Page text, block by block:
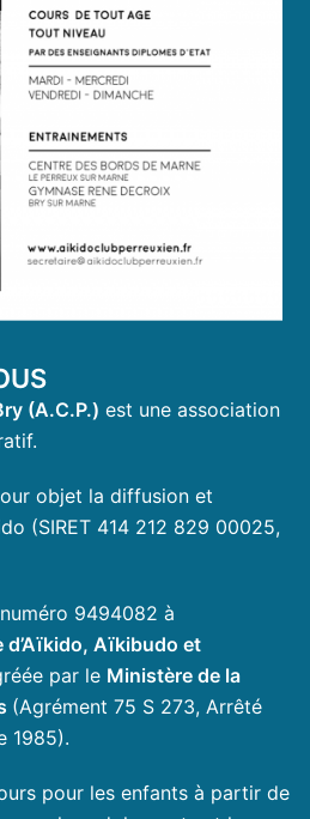
(A.C.P.) est une association
objet la diffusion et
(SIRET 414 212 829 00025,
9494082 à
d’Aïkido, Aïkibudo et
par le Ministère de la
(Agrément 75 S 273, Arrêté
1985).
pour les enfants à partir de